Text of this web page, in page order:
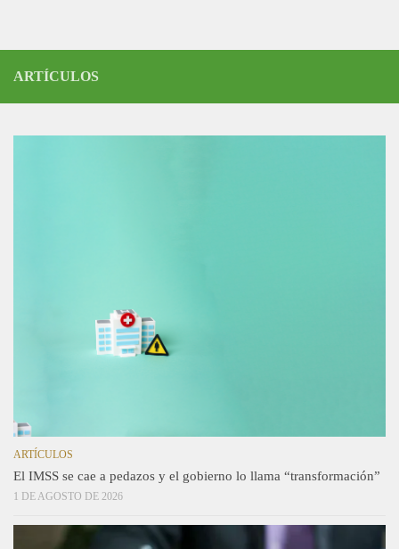
ARTÍCULOS
ARTÍCULOS
El IMSS se cae a pedazos y el gobierno lo llama “transformación”
1 DE AGOSTO DE 2026